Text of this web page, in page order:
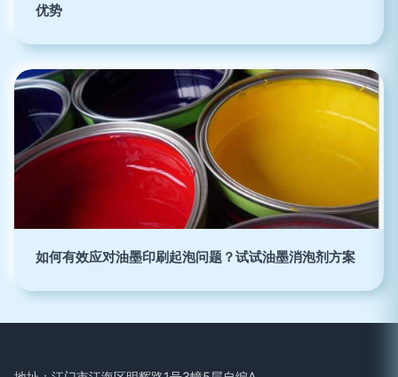
优势
如何有效应对油墨印刷起泡问题？试试油墨消泡剂方案